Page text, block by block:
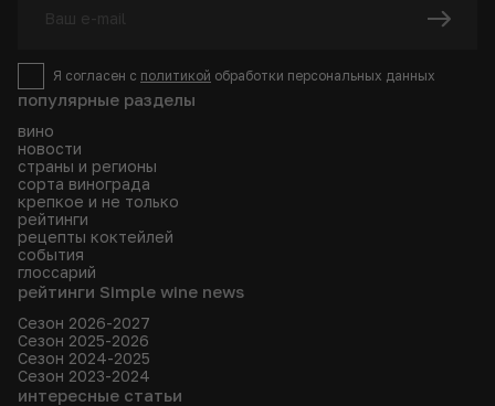
популярные разделы
вино
новости
страны и регионы
сорта винограда
крепкое и не только
рейтинги
рецепты коктейлей
события
глоссарий
рейтинги Simple wine news
Сезон 2026-2027
Сезон 2025-2026
Сезон 2024-2025
Сезон 2023-2024
интересные статьи
Я согласен с политикой обработки персональных данных